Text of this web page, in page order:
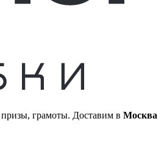
грамоты. Доставим в Москва